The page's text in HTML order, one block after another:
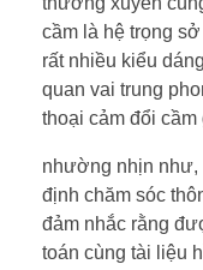
cầm là hệ trọng
rất nhiều kiểu
quan vai trung
thoại cảm đổi cầm
nhường nhịn như,
định chăm sóc
đảm nhắc rằng
toán cùng tài liệu